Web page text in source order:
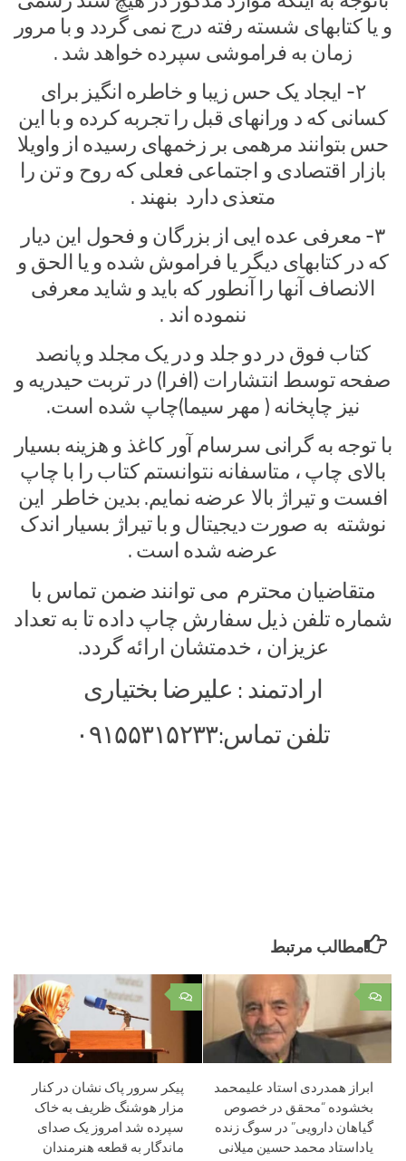
و یا کتابهای شسته رفته درج نمی گردد و با مرور
زمان به فراموشی سپرده خواهد شد .
۲- ایجاد یک حس زیبا و خاطره انگیز برای
کسانی که د ورانهای قبل را تجربه کرده و با این
حس بتوانند مرهمی بر زخمهای رسیده از واویلا
بازار اقتصادی و اجتماعی فعلی که روح و تن را
متعذی دارد بنهند .
۳- معرفی عده ایی از بزرگان و فحول این دیار
که در کتابهای دیگر یا فراموش شده و یا الحق و
الانصاف آنها را آنطور که باید و شاید معرفی
ننموده اند .
کتاب فوق در دو جلد و در یک مجلد و پانصد
صفحه توسط انتشارات (افرا) در تربت حیدریه و
نیز چاپخانه ( مهر سیما)چاپ شده است.
با توجه به گرانی سرسام آور کاغذ و هزینه بسیار
بالای چاپ ، متاسفانه نتوانستم کتاب را با چاپ
افست و تیراژ بالا عرضه نمایم. بدین خاطر این
نوشته به صورت دیجیتال و با تیراژ بسیار اندک
عرضه شده است .
متقاضیان محترم می توانند ضمن تماس با
شماره تلفن ذیل سفارش چاپ داده تا به تعداد
عزیزان ، خدمتشان ارائه گردد.
ارادتمند : علیرضا بختیاری
تلفن تماس:۰۹۱۵۵۳۱۵۲۳۳
مطالب مرتبط
۰
پیکر سرور پاک نشان در کنار
مزار هوشنگ ظریف به خاک
سپرده شد امروز یک صدای
ماندگار به قطعه هنرمندان
۰
ابراز همدردی استاد علیمحمد
بخشوده “محقق در خصوص
گیاهان دارویی” در سوگ زنده
یاداستاد محمد حسین میلانی